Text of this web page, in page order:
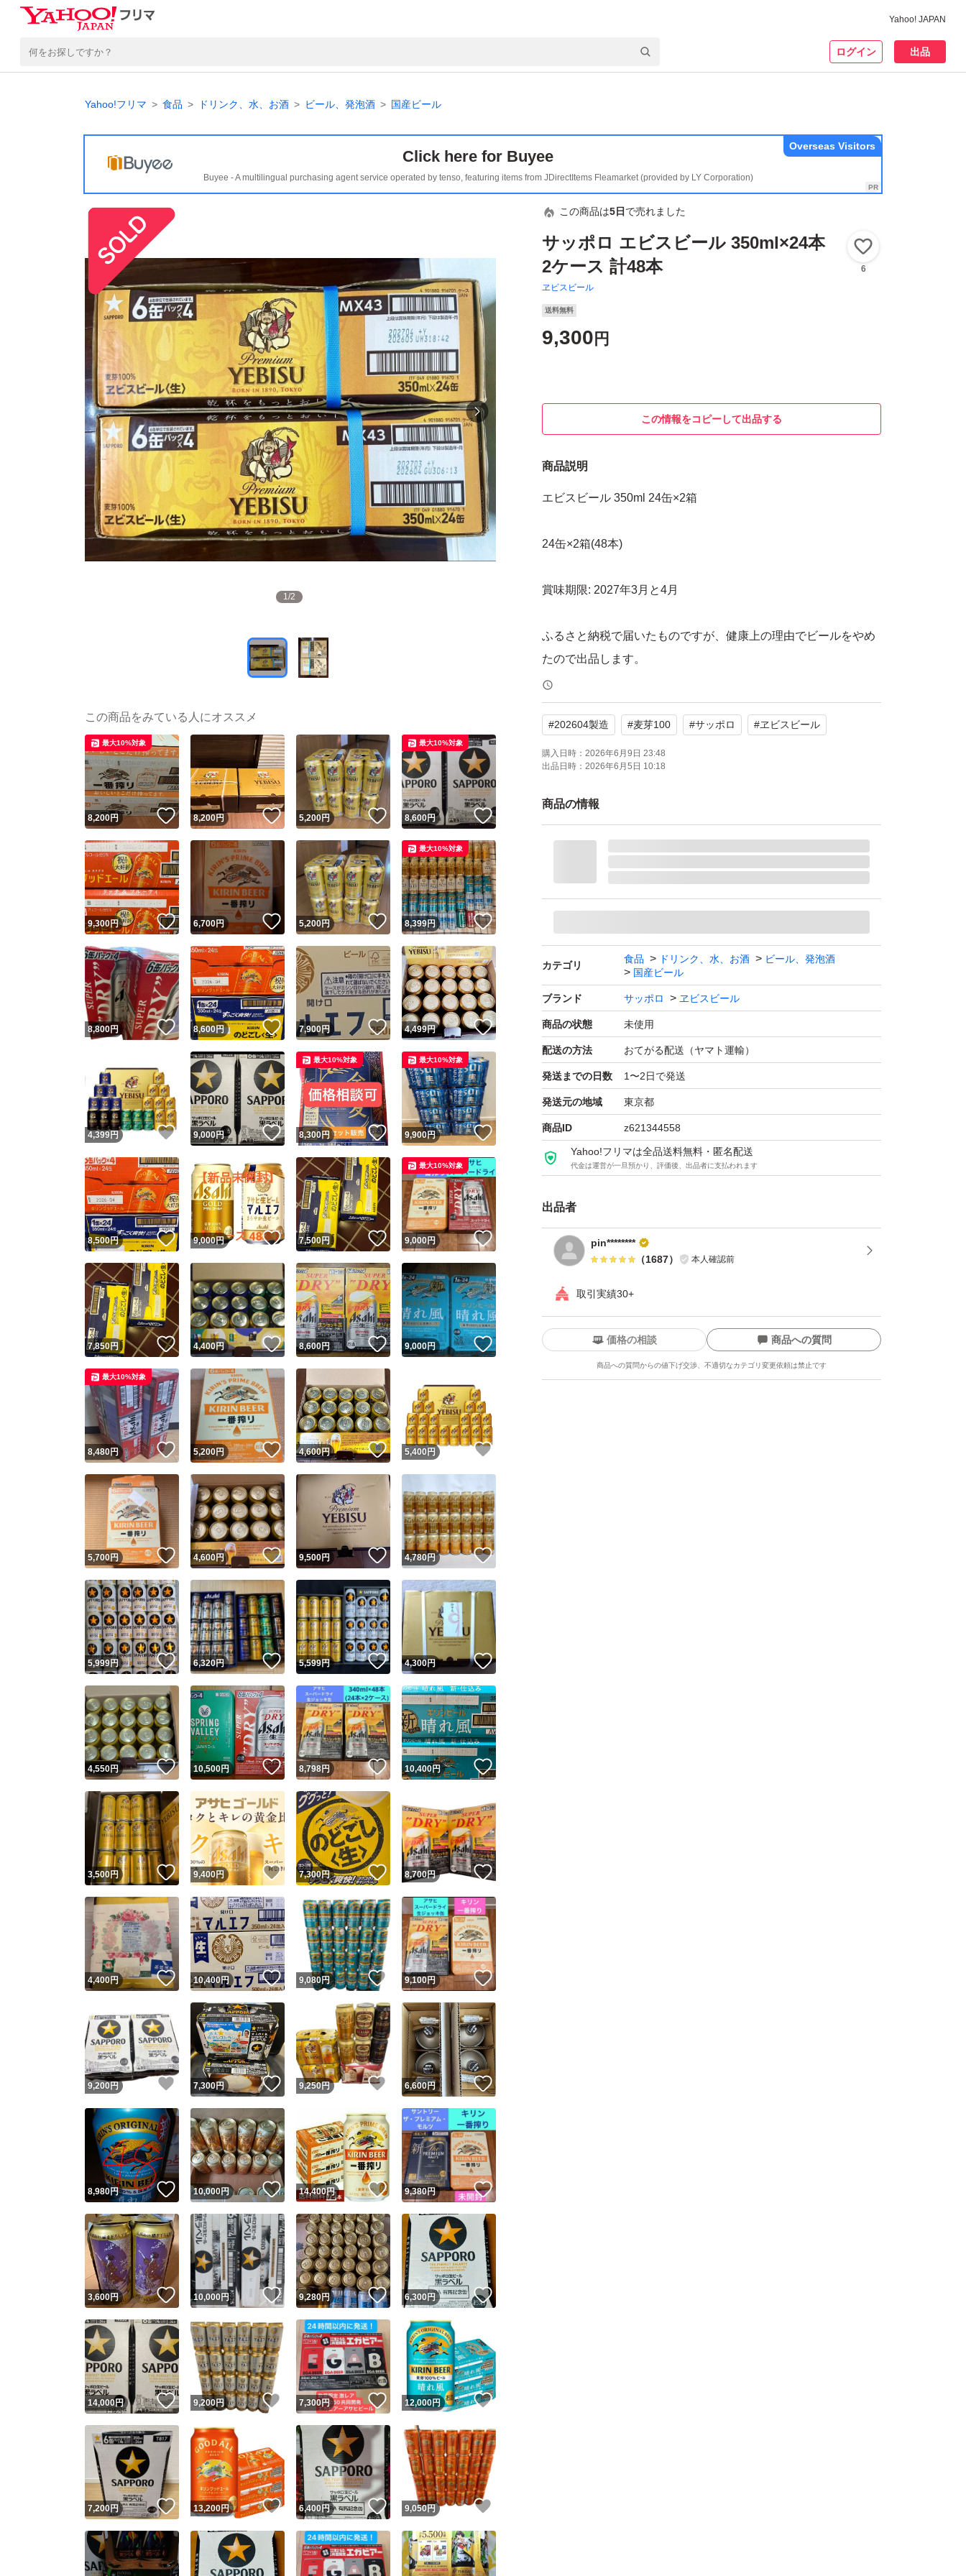
Yahoo! JAPAN
ログイン 出品
Yahoo!フリマ 食品 ドリンク、水、お酒 ビール、発泡酒 国産ビール
Click here for Buyee
Buyee - A multilingual purchasing agent service operated by tenso, featuring items from JDirectItems Fleamarket (provided by LY Corporation)
Overseas Visitors
1/2
この商品は5日 で売れました
サッポロ エビスビール 350ml×24本
2ケース 計48本
ヱビスビール
6
送料無料
9,300 円
この情報をコピーして出品する
商品説明
エビスビール 350ml 24缶×2箱
24缶×2箱(48本)
賞味期限: 2027年3月と4月
ふるさと納税で届いたものですが、健康上の理由でビールをやめ
たので出品します。
#202604製造 #麦芽100 #サッポロ #ヱビスビール
購入日時： 2026年6月9日 23:48
出品日時： 2026年6月5日 10:18
商品の情報
カテゴリ
食品 ドリンク、水、お酒
ビール、発泡酒
国産ビール
ブランド サッポロ ヱビスビール
商品の状態 未使用
配送の方法 おてがる配送（ヤマト運輸）
発送までの日数 1〜2日で発送
発送元の地域 東京都
商品ID z621344558
Yahoo!フリマは全品送料無料・匿名配送
代金は運営が一旦預かり、評価後、出品者に支払われます
出品者
pin********
（1687） 本人確認前
取引実績30+
ユーザーの実績について
Yahoo!フリマが定めた一定の基準を満たしたユーザーにバッジを付与しています
安心取引出品者
安心取引出品者 Yahoo!フリマの基準をクリアした安心・安全なユーザーです
取引実績
取引実績◯+ このユーザーはYahoo!フリマの取引を完了させた実績があります
他フリマ実績◯+ このユーザーは他フリマサービスでの取引実績があります
スピード&安心発送
※このバッジは実績に基づく表示であり、発送を保証しているものではありません
スピード＆安心発送
このユーザーは高頻度で24時間以内＆設定した発送日数内に発送してい
ます
スピード発送
安心発送 このユーザーは設定した発送日数内に発送しています
価格の相談 商品への質問
商品への質問からの値下げ交渉、不適切なカテゴリ変更依頼は禁止です
この商品の情報をコピーします
商品画像の 無断転載は禁止されています
コピーは1商品につき1回です
出品ページへ
キャンセル
この商品をみている人にオススメ
8,200円 いいね！
最大10%対象
8,200円 いいね！
5,200円 いいね！
8,600円 いいね！
最大10%対象
9,300円 いいね！
6,700円 いいね！
5,200円 いいね！
8,399円 いいね！
最大10%対象
8,800円 いいね！
8,600円 いいね！
7,900円 いいね！
4,499円 いいね！
4,399円 いいね！
9,000円 いいね！
8,300円 いいね！
最大10%対象
9,900円 いいね！
最大10%対象
8,500円 いいね！
9,000円 いいね！
7,500円 いいね！
9,000円 いいね！
最大10%対象
7,850円 いいね！
4,400円 いいね！
8,600円 いいね！
9,000円 いいね！
8,480円 いいね！
最大10%対象
5,200円 いいね！
4,600円 いいね！
5,400 円
5,700円 いいね！
4,600円 いいね！
9,500円 いいね！
4,780円 いいね！
5,999円 いいね！
6,320円 いいね！
5,599円 いいね！
4,300円 いいね！
4,550円 いいね！
10,500円 いいね！
8,798円 いいね！
10,400円 いいね！
3,500円 いいね！
9,400円 いいね！
7,300円 いいね！
8,700円 いいね！
4,400円 いいね！
10,400円 いいね！
9,080円 いいね！
9,100円 いいね！
9,200 円 いいね！
7,300円 いいね！
9,250円 いいね！
6,600円 いいね！
8,980円 いいね！
10,000円 いいね！
14,400円 いいね！
9,380円 いいね！
3,600円 いいね！
10,000円 いいね！
9,280円 いいね！
6,300円 いいね！
14,000円 いいね！
9,200円 いいね！
7,300円 いいね！
12,000円 いいね！
7,200円 いいね！
13,200円 いいね！
6,400円 いいね！
9,050 円